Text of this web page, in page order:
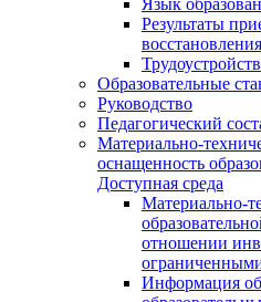
Язык
Результаты
Образовательные
Руководство
Педагогический
Материально-
оснащенность
Доступная среда
Материально-
отношении
Информация